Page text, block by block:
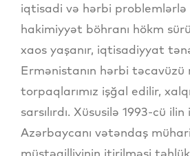
iqtisadi və hərbi problemlərlə
hakimiyyət böhranı hökm
xaos yaşanır, iqtisadiyyat
Ermənistanın hərbi təcavüzü
torpaqlarımız işğal edilir,
sarsılırdı. Xüsusilə 1993-cü
Azərbaycanı vətəndaş